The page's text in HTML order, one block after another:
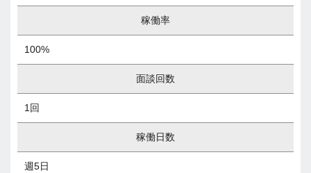
稼働率
100%
面談回数
1回
稼働日数
週5日